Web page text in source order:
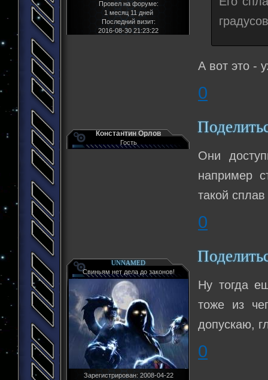
Провел на форуме:
1 месяц 11 дней
Последний визит:
2016-08-30 21:23:22
А вот это -
0
Константин Орлов
Гость
Они
например
такой
0
UNNAMED
Свиньям нет дела до законов!
Зарегистрирован: 2008-04-22
Ну тогда
тоже из
допускаю,
0